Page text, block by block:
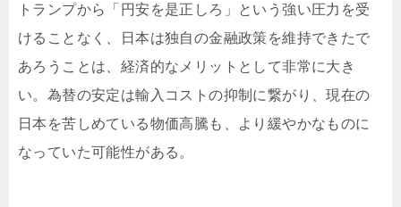
トランプから「円安を是正しろ」という強い圧力を受
けることなく、日本は独自の金融政策を維持できたで
あろうことは、経済的なメリットとして非常に大き
い。為替の安定は輸入コストの抑制に繋がり、現在の
日本を苦しめている物価高騰も、より緩やかなものに
なっていた可能性がある。